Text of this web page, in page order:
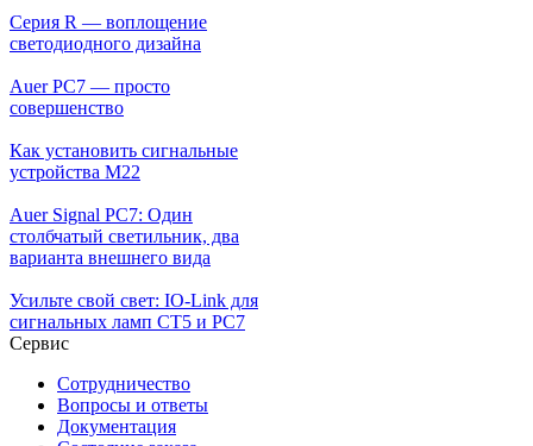
Серия R — воплощение
светодиодного дизайна
Auer PC7 — просто
совершенство
Как установить сигнальные
устройства М22
Auer Signal PC7: Один
столбчатый светильник, два
варианта внешнего вида
Усильте свой свет: IO-Link для
сигнальных ламп CT5 и PC7
Сервис
Сотрудничество
Вопросы и ответы
Документация